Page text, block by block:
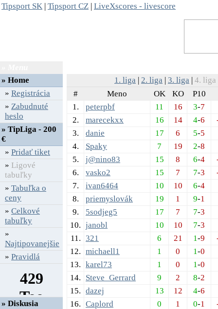
Tipsport SK | Tipsport CZ | LiveXscores - livescore
» Home
» Registrácia
» Zabudnuté
heslo
» TipLiga - 200
€
» Pridať tiket
» Ligové
tabuľky
» Tabuľka o
ceny
» Celkové
tabuľky
»
Najtipovanejšie
» Pravidlá
» Diskusia
1. liga | 2. liga | 3. liga | 4. liga
#
Meno OK KO P10
1.
peterpbf 11 16 3-7
2.
marecekxx 16 14 4-6
3.
danie 17 6 5-5
4.
Spaky 7 19 2-8
5.
j@nino83 15 8 6-4
6.
vasko2 15 7 7-3
7.
ivan6464 10 10 6-4
8.
priemyslovák 19 1 9-1
9.
5sodjeg5 17 7 7-3
10. janobl 10 10 7-3
11. 321 6 21 1-9
12. michaell1 1 0 1-0
13. karel73 1 0 1-0
14.
Steve_Gerrard 9 2 8-2
15. dazej 13 12 4-6
16. Caplord 0 1 0-1